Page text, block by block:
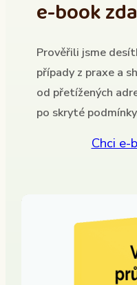
e-book
Prověřili jsme
případy z praxe a
od přetížených
po skryté
Chci e-